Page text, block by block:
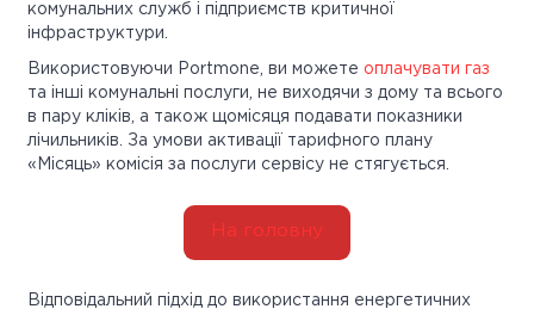
комунальних служб і підприємств критичної
інфраструктури.
Використовуючи Portmone, ви можете оплачувати газ
та інші комунальні послуги, не виходячи з дому та всього
в пару кліків, а також щомісяця подавати показники
лічильників. За умови активації тарифного плану
«Місяць» комісія за послуги сервісу не стягується.
На головну
Відповідальний підхід до використання енергетичних